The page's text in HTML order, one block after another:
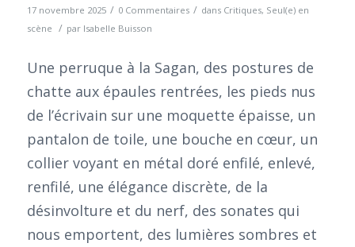
17 novembre 2025 / 0 Commentaires / dans Critiques, Seul(e) en
scène / par Isabelle Buisson
Une perruque à la Sagan, des postures de
chatte aux épaules rentrées, les pieds nus
de l’écrivain sur une moquette épaisse, un
pantalon de toile, une bouche en cœur, un
collier voyant en métal doré enfilé, enlevé,
renfilé, une élégance discrète, de la
désinvolture et du nerf, des sonates qui
nous emportent, des lumières sombres et